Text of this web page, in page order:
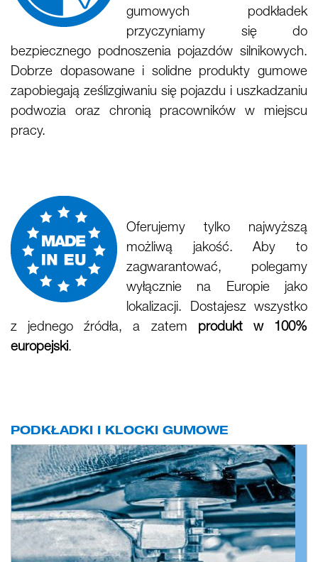
gumowych podkładek
przyczyniamy się do
bezpiecznego podnoszenia pojazdów silnikowych.
Dobrze dopasowane i solidne produkty gumowe
zapobiegają ześlizgiwaniu się pojazdu i uszkadzaniu
podwozia oraz chronią pracowników w miejscu
pracy.
Oferujemy tylko najwyższą
możliwą jakość. Aby to
zagwarantować, polegamy
wyłącznie na Europie jako
lokalizacji. Dostajesz wszystko
z jednego źródła, a zatem produkt w 100%
europejski.
PODKŁADKI I KLOCKI GUMOWE